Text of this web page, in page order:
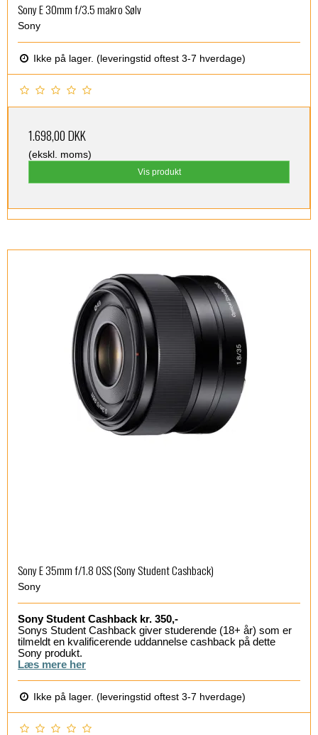
Sony E 30mm f/3.5 makro Sølv
Sony
Ikke på lager. (leveringstid oftest 3-7 hverdage)
1.698,00 DKK
(ekskl. moms)
Vis produkt
Sony E 35mm f/1.8 OSS (Sony Student Cashback)
Sony
Sony Student Cashback kr. 350,-
Sonys Student Cashback giver studerende (18+ år) som er
tilmeldt en kvalificerende uddannelse cashback på dette
Sony produkt.
Læs mere her
Ikke på lager. (leveringstid oftest 3-7 hverdage)